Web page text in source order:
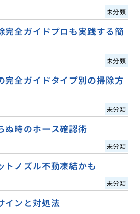
未分類
完全ガイドプロも実践する簡
未分類
完全ガイドタイプ別の掃除方
未分類
ぬ時のホース確認術
未分類
トノズル不動凍結かも
未分類
インと対処法